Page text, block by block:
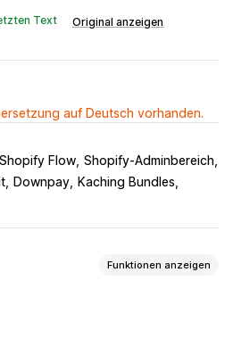
Text Original anzeigen
auf Deutsch vorhanden.
Shopify Flow Shopify-Adminbereich
Downpay
Kaching Bundles
Funktionen anzeigen